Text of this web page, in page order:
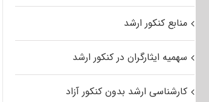
منابع کنکور ارشد
سهمیه ایثارگران در کنکور ارشد
کارشناسی ارشد بدون کنکور آزاد